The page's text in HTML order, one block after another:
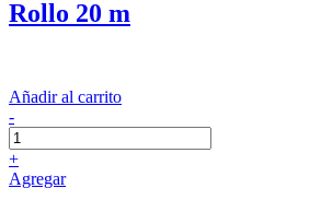
Rollo 20 m
Añadir al carrito
-
+
Agregar